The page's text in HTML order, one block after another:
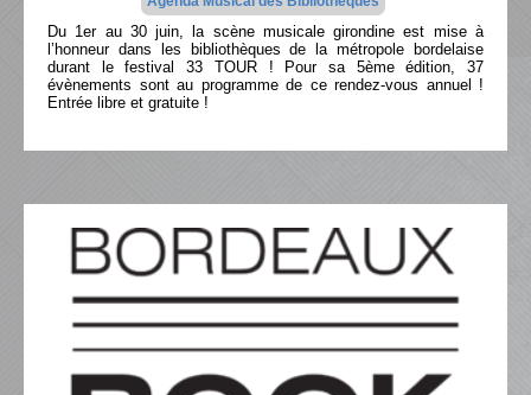
Du 1er au 30 juin, la scène musicale girondine est mise à
l’honneur dans les bibliothèques de la métropole bordelaise
durant le festival 33 TOUR ! Pour sa 5ème édition, 37
évènements sont au programme de ce rendez-vous annuel !
Entrée libre et gratuite !